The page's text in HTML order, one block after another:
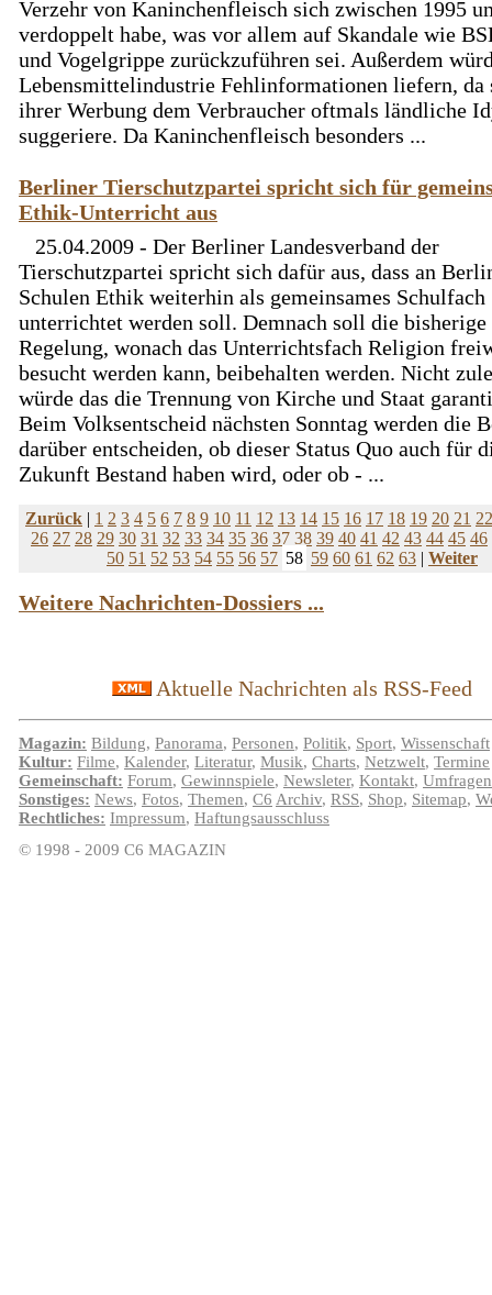
Verzehr von Kaninchenfleisch sich zwischen 1995
verdoppelt habe, was vor allem auf Skandale wie
und Vogelgrippe zurückzuführen sei. Außerdem
Lebensmittelindustrie Fehlinformationen liefern, da
ihrer Werbung dem Verbraucher oftmals ländliche
suggeriere. Da Kaninchenfleisch besonders ...
Berliner Tierschutzpartei spricht sich für
Ethik-Unterricht aus
25.04.2009 - Der Berliner Landesverband der
Tierschutzpartei spricht sich dafür aus, dass an
Schulen Ethik weiterhin als gemeinsames Schulfach
unterrichtet werden soll. Demnach soll die bisherige
Regelung, wonach das Unterrichtsfach Religion
besucht werden kann, beibehalten werden. Nicht
würde das die Trennung von Kirche und Staat
Beim Volksentscheid nächsten Sonntag werden die
darüber entscheiden, ob dieser Status Quo auch für
Zukunft Bestand haben wird, oder ob - ...
Zurück | 1 2 3 4 5 6 7 8 9 10 11 12 13 14 15 16 17 18 19 20 21 22
26 27 28 29 30 31 32 33 34 35 36 37 38 39 40 41 42 43 44 45 46
50 51 52 53 54 55 56 57 58 59 60 61 62 63 | Weiter
Weitere Nachrichten-Dossiers ...
Aktuelle Nachrichten als RSS-Feed
Magazin: Bildung, Panorama, Personen, Politik, Sport, Wissenschaft
Kultur: Filme, Kalender, Literatur, Musik, Charts, Netzwelt, Termine
Gemeinschaft: Forum, Gewinnspiele, Newsleter, Kontakt, Umfragen
Sonstiges: News, Fotos, Themen, C6 Archiv, RSS, Shop, Sitemap,
Rechtliches: Impressum, Haftungsausschluss
© 1998 - 2009 C6 MAGAZIN